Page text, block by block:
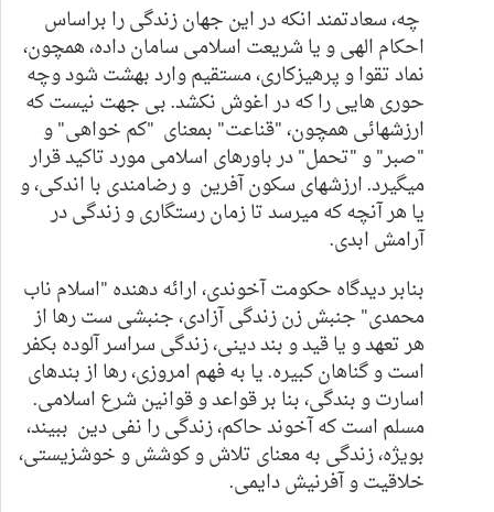
چه، سعادتمند انکه در این جهان زندگی را براساس
احکام الهی و یا شریعت اسلامی سامان داده، همچون،
نماد تقوا و پرهیزکاری، مستقیم وارد بهشت شود وچه
حوری هایی را که در اغوش نکشد. بی جهت نیست که
ارزشهائی همچون، "قناعت" بمعنای "کم خواهی" و
"صبر" و "تحمل" در باورهای اسلامی مورد تاکید قرار
میگیرد. ارزشهای سکون آفرین و رضامندی با اندکی، و
یا هر آنچه که میرسد تا زمان رستگاری و زندگی در
آرامش ابدی.
بنابر دیدگاه حکومت آخوندی، ارائه دهنده "اسلام ناب
محمدی" جنبش زن زندگی آزادی، جنبشی ست رها از
هر تعهد و یا قید و بند دینی، زندگی سراسر آلوده بکفر
است و گناهان کبیره. یا به فهم امروزی، رها از بندهای
اسارت و بندگی، بنا بر قواعد و قوانین شرع اسلامی.
مسلم است کهآخوند حاکم،زندگی را نفی دین ببیند،
بویژه، زندگی به معنای تلاش و کوشش و خوشزیستی،
خلاقیت و آفرنیش دایمی.